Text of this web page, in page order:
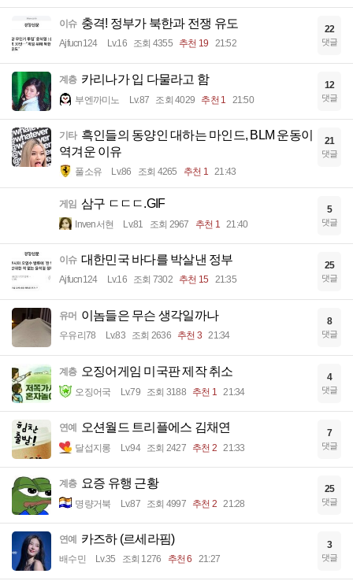
이슈 충격! 정부가 북한과 전쟁 유도
Ajfucn124 Lv.16 조회 4355 추천 19 21:52
22
댓글
계층 카리나가 입 다물라고 함
부엔까미노 Lv.87 조회 4029 추천 1 21:50
12
댓글
기타 흑인들의 동양인 대하는 마인드, BLM 운동이
역겨운 이유
풀소유 Lv.86 조회 4265 추천 1 21:43
21
댓글
게임 삼구 ㄷㄷㄷ.GIF
Inven서현 Lv.81 조회 2967 추천 1 21:40
5
댓글
이슈 대한민국 바다를 박살낸 정부
Ajfucn124 Lv.16 조회 7302 추천 15 21:35
25
댓글
유머 이놈들은 무슨 생각일까나
우유리78 Lv.83 조회 2636 추천 3 21:34
8
댓글
계층 오징어게임 미국판 제작 취소
오징어국 Lv.79 조회 3188 추천 1 21:34
4
댓글
연예 오션월드 트리플에스 김채연
달섭지롱 Lv.94 조회 2427 추천 2 21:33
7
댓글
계층 요증 유행 근황
명량거북 Lv.87 조회 4997 추천 2 21:28
25
댓글
연예 카즈하 (르세라핌)
배수민 Lv.35 조회 1276 추천 6 21:27
3
댓글